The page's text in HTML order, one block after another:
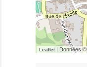
Leaflet | Données ©